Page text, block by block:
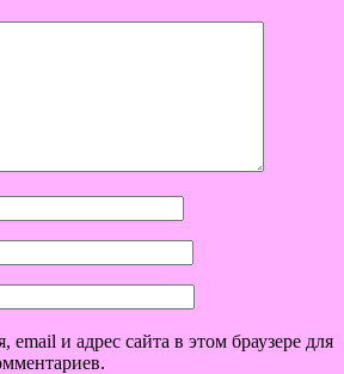
и адрес сайта в этом браузере для